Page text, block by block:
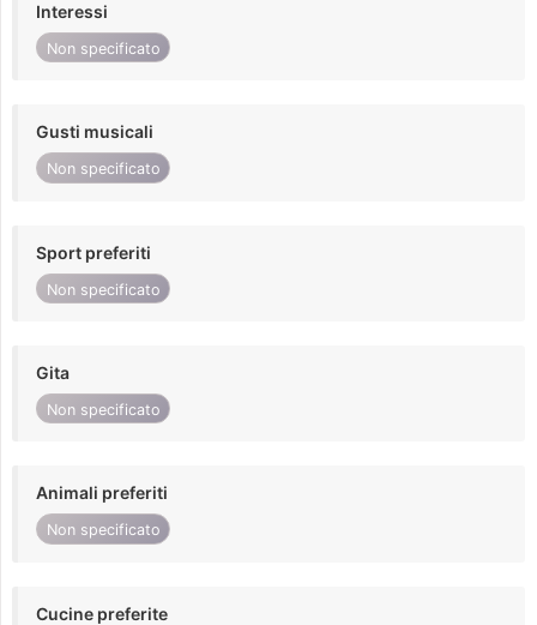
Interessi
Non specificato
Gusti musicali
Non specificato
Sport preferiti
Non specificato
Gita
Non specificato
Animali preferiti
Non specificato
Cucine preferite